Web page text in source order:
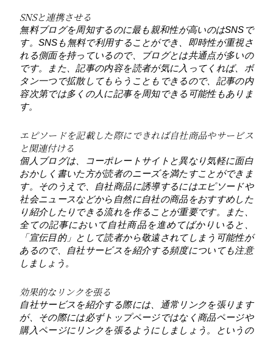
SNSと連携させる
無料ブログを周知するのに最も親和性が高いのはSNSで
す。SNSも無料で利用することができ、即時性が重視さ
れる側面を持っているので、ブログとは共通点が多いの
です。また、記事の内容を読者が気に入ってくれば、ボ
タン一つで拡散してもらうこともできるので、記事の内
容次第では多くの人に記事を周知できる可能性もありま
す。
エピソードを記載した際にできれば自社商品やサービス
と関連付ける
個人ブログは、コーポレートサイトと異なり気軽に面白
おかしく書いた方が読者のニーズを満たすことができま
す。そのうえで、自社商品に誘導するにはエピソードや
社会ニュースなどから自然に自社の商品をおすすめした
り紹介したりできる流れを作ることが重要です。また、
全ての記事において自社商品を進めてばかりいると、
「宣伝目的」として読者から敬遠されてしまう可能性が
あるので、自社サービスを紹介する頻度についても注意
しましょう。
効果的なリンクを張る
自社サービスを紹介する際には、通常リンクを張ります
が、その際には必ずトップページではなく商品ページや
購入ページにリンクを張るようにしましょう。というの